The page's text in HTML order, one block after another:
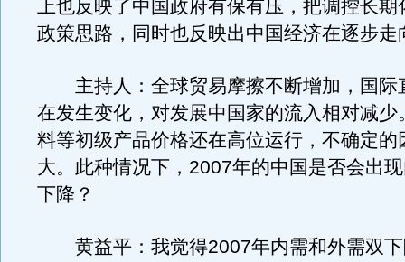
上也反映了中国政府有保有压，把调控长期
政策思路，同时也反映出中国经济在逐步走
主持人：全球贸易摩擦不断增加，国际
在发生变化，对发展中国家的流入相对减少
料等初级产品价格还在高位运行，不确定的
大。此种情况下，2007年的中国是否会出
下降？
黄益平：我觉得2007年内需和外需双下